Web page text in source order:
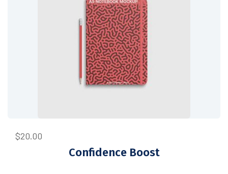
$20.00
Confidence Boost